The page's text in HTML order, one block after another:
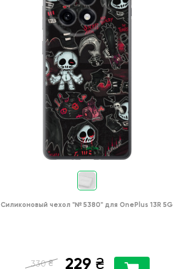
Силиконовый чехол "№ 5380" для OnePlus 13R 5G
330 ₴ 229 ₴